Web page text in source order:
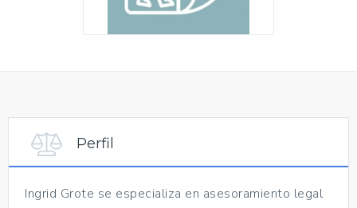
Perfil
Ingrid Grote se especializa en asesoramiento legal